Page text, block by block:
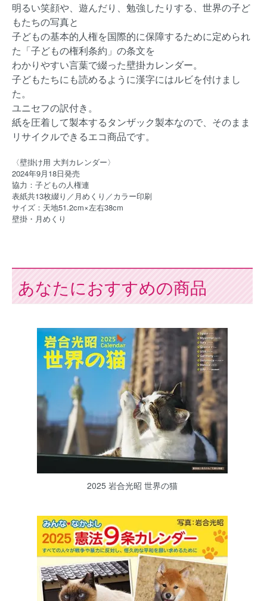
明るい笑顔や、遊んだり、勉強したりする、世界の子ど
もたちの写真と
子どもの基本的人権を国際的に保障するために定められ
た「子どもの権利条約」の条文を
わかりやすい言葉で綴った壁掛カレンダー。
子どもたちにも読めるように漢字にはルビを付けまし
た。
ユニセフの訳付き。
紙を圧着して製本するタンザック製本なので、そのまま
リサイクルできるエコ商品です。
〈壁掛け用 大判カレンダー〉
2024年9月18日発売
協力：子どもの人権連
表紙共13枚綴り／月めくり／カラー印刷
サイズ：天地51.2cm×左右38cm
壁掛・月めくり
あなたにおすすめの商品
2025 岩合光昭 世界の猫